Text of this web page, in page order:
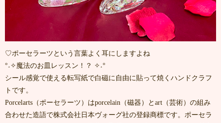
♡ポーセラーツという言葉よく耳にしますよね
°˖✧魔法のお皿レッスン！？ ✧˖°
シール感覚で使える転写紙で白磁に自由に貼って焼くハンドクラフ
トです。
Porcelarts（ポーセラーツ）はporcelain（磁器）とart（芸術）の組み
合わせた造語で株式会社日本ヴォーグ社の登録商標です。ポーセラ